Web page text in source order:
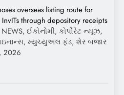
overseas listing route for
InvITs through depository receipts
NEWS, ઈકોનોમી, કોર્પોરેટ ન્યૂઝ,
મ્યુચ્યુઅલ ફંડ, શેર બજાર
2026